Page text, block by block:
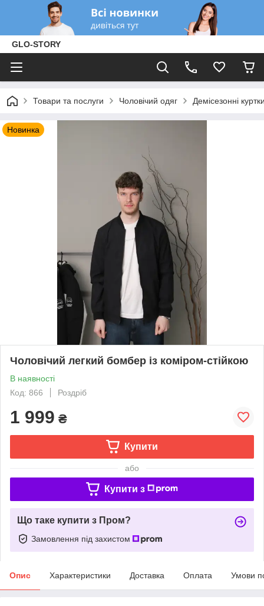
GLO-STORY
Товари та послуги Чоловічий одяг Демісезонні
Новинка
Чоловічий легкий бомбер із коміром-стійкою
В наявності
Код: 866
Роздріб
1 999 ₴
Купити
або
Купити з
Що таке купити з Пром?
Замовлення під захистом
Опис Характеристики Доставка Оплата Умови